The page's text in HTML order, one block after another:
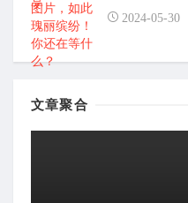
2024-05-30
文章聚合